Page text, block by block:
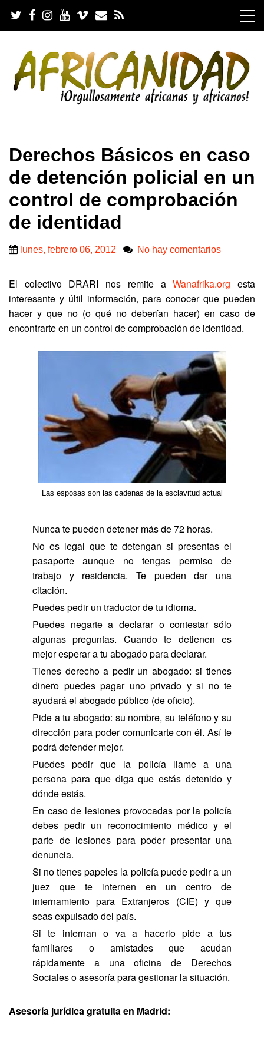
i
Derechos Básicos en caso
de detención policial en un
control de comprobación
de identidad
lunes, febrero 06, 2012 No hay comentarios
El colectivo DRARI nos remite aWanafrika.org esta
interesante y últil información, para conocer que pueden
hacer y que no (o qué no deberían hacer) en caso de
encontrarte en un control de comprobación de identidad.
Las esposas son las cadenas de la esclavitud actual
Nunca te pueden detener más de 72 horas.
No es legal que te detengan si presentas el
pasaporte aunque no tengas permiso de
trabajo y residencia. Te pueden dar una
citación.
Puedes pedir un traductor de tu idioma.
Puedes negarte a declarar o contestar sólo
algunas preguntas. Cuando te detienen es
mejor esperar a tu abogado para declarar.
Tienes derecho a pedir un abogado: si tienes
dinero puedes pagar uno privado y si no te
ayudará el abogado público (de oficio).
Pide a tu abogado: su nombre, su teléfono y su
dirección para poder comunicarte con él. Así te
podrá defender mejor.
Puedes pedir que la policía llame a una
persona para que diga que estás detenido y
dónde estás.
En caso de lesiones provocadas por la policía
debes pedir un reconocimiento médico y el
parte de lesiones para poder presentar una
denuncia.
Si no tienes papeles la policía puede pedir a un
juez que te internen en un centro de
internamiento para Extranjeros (CIE) y que
seas expulsado del país.
Si te internan o va a hacerlo pide a tus
familiares o amistades que acudan
rápidamente a una oficina de Derechos
Sociales o asesoría para gestionar la situación.
Asesoría jurídica gratuita en Madrid: